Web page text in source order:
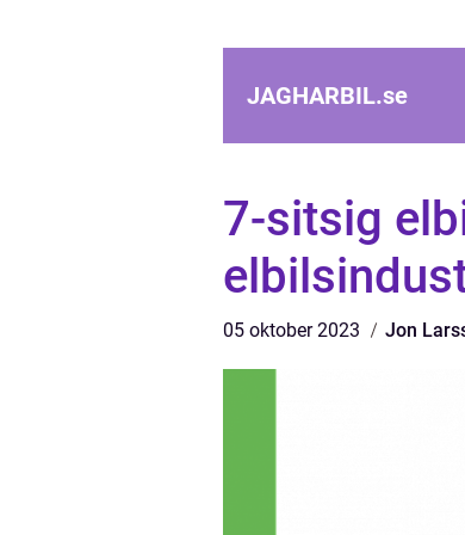
JAGHARBIL.se
7-sitsig
05 oktober 2023 Jon